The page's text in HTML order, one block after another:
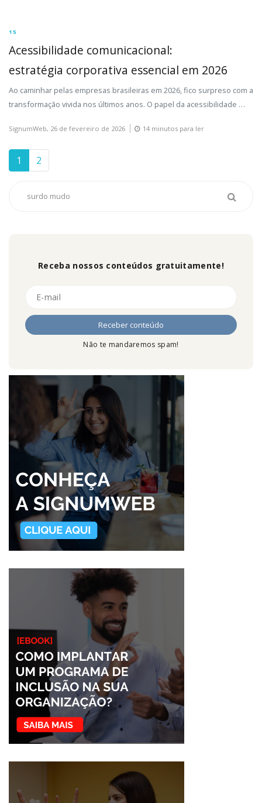
15
Acessibilidade comunicacional:
estratégia corporativa essencial em 2026
Ao caminhar pelas empresas brasileiras em 2026, fico surpreso com a
transformação vivida nos últimos anos. O papel da acessibilidade …
SignumWeb, 26 de fevereiro de 2026 14 minutos para ler
1 2
Receba nossos conteúdos gratuitamente!
Não te mandaremos spam!